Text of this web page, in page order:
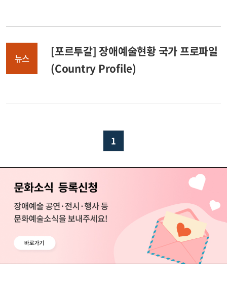
뉴스
[포르투갈] 장애예술현황 국가 프로파일
(Country Profile)
1